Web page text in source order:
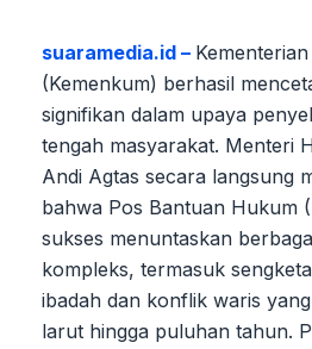
suaramedia.id –
(Kemenkum) berhasil
signifikan dalam upaya
tengah masyarakat. Menteri
Andi Agtas secara langsung
bahwa Pos Bantuan Hukum
sukses menuntaskan
kompleks, termasuk
ibadah dan konflik waris
larut hingga puluhan tahun.